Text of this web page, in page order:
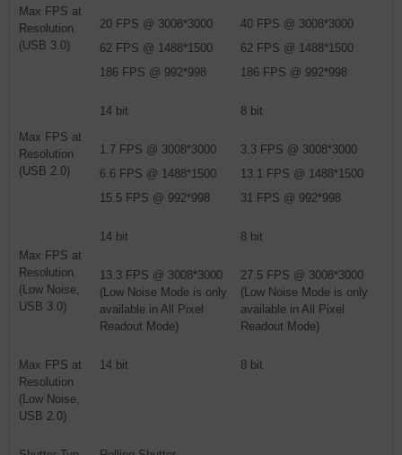
Max FPS at
Resolution
(USB 3.0)
20 FPS @ 3008*3000
62 FPS @ 1488*1500
186 FPS @ 992*998
40 FPS @ 3008*3000
62 FPS @ 1488*1500
186 FPS @ 992*998
Max FPS at
Resolution
(USB 2.0)
14 bit 8 bit
1.7 FPS @ 3008*3000
6.6 FPS @ 1488*1500
15.5 FPS @ 992*998
3.3 FPS @ 3008*3000
13.1 FPS @ 1488*1500
31 FPS @ 992*998
Max FPS at
Resolution
(Low Noise,
USB 3.0)
14 bit 8 bit
13.3 FPS @ 3008*3000
(Low Noise Mode is only
available in All Pixel
Readout Mode)
27.5 FPS @ 3008*3000
(Low Noise Mode is only
available in All Pixel
Readout Mode)
Max FPS at
Resolution
(Low Noise,
USB 2.0)
14 bit 8 bit